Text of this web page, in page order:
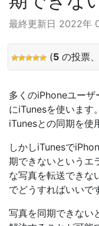
最終更新日 2022年
(5 の投票
多くのiPhoneユー
にiTunesを使います
iTunesとの同期を使
しかしiTunesで
期できないというエ
な写真を転送できな
でどうすればいいで
写真を同期できない